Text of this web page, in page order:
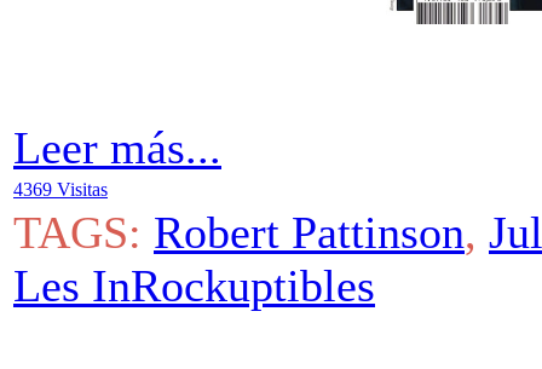
Leer más...
4369 Visitas
TAGS: Robert Pattinson,
Les InRockuptibles